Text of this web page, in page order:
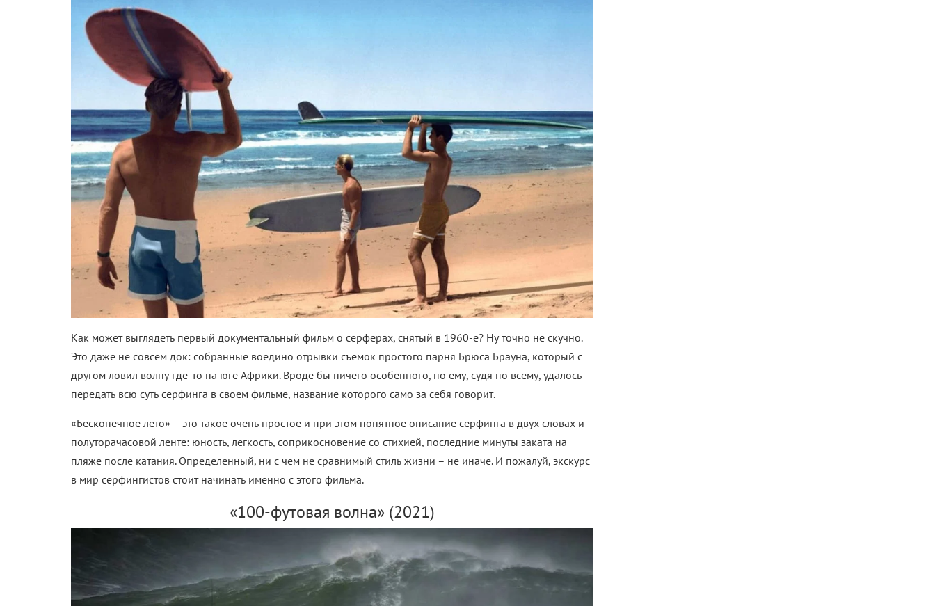
Как может выглядеть первый документальный фильм о серферах, снятый в 1960-е? Ну точно не скучно.
Это даже не совсем док: собранные воедино отрывки съемок простого парня Брюса Брауна, который с
другом ловил волну где-то на юге Африки. Вроде бы ничего особенного, но ему, судя по всему, удалось
передать всю суть серфинга в своем фильме, название которого само за себя говорит.
«Бесконечное лето» – это такое очень простое и при этом понятное описание серфинга в двух словах и
полуторачасовой ленте: юность, легкость, соприкосновение со стихией, последние минуты заката на
пляже после катания. Определенный, ни с чем не сравнимый стиль жизни – не иначе. И пожалуй, экскурс
в мир серфингистов стоит начинать именно с этого фильма.
«100-футовая волна» (2021)